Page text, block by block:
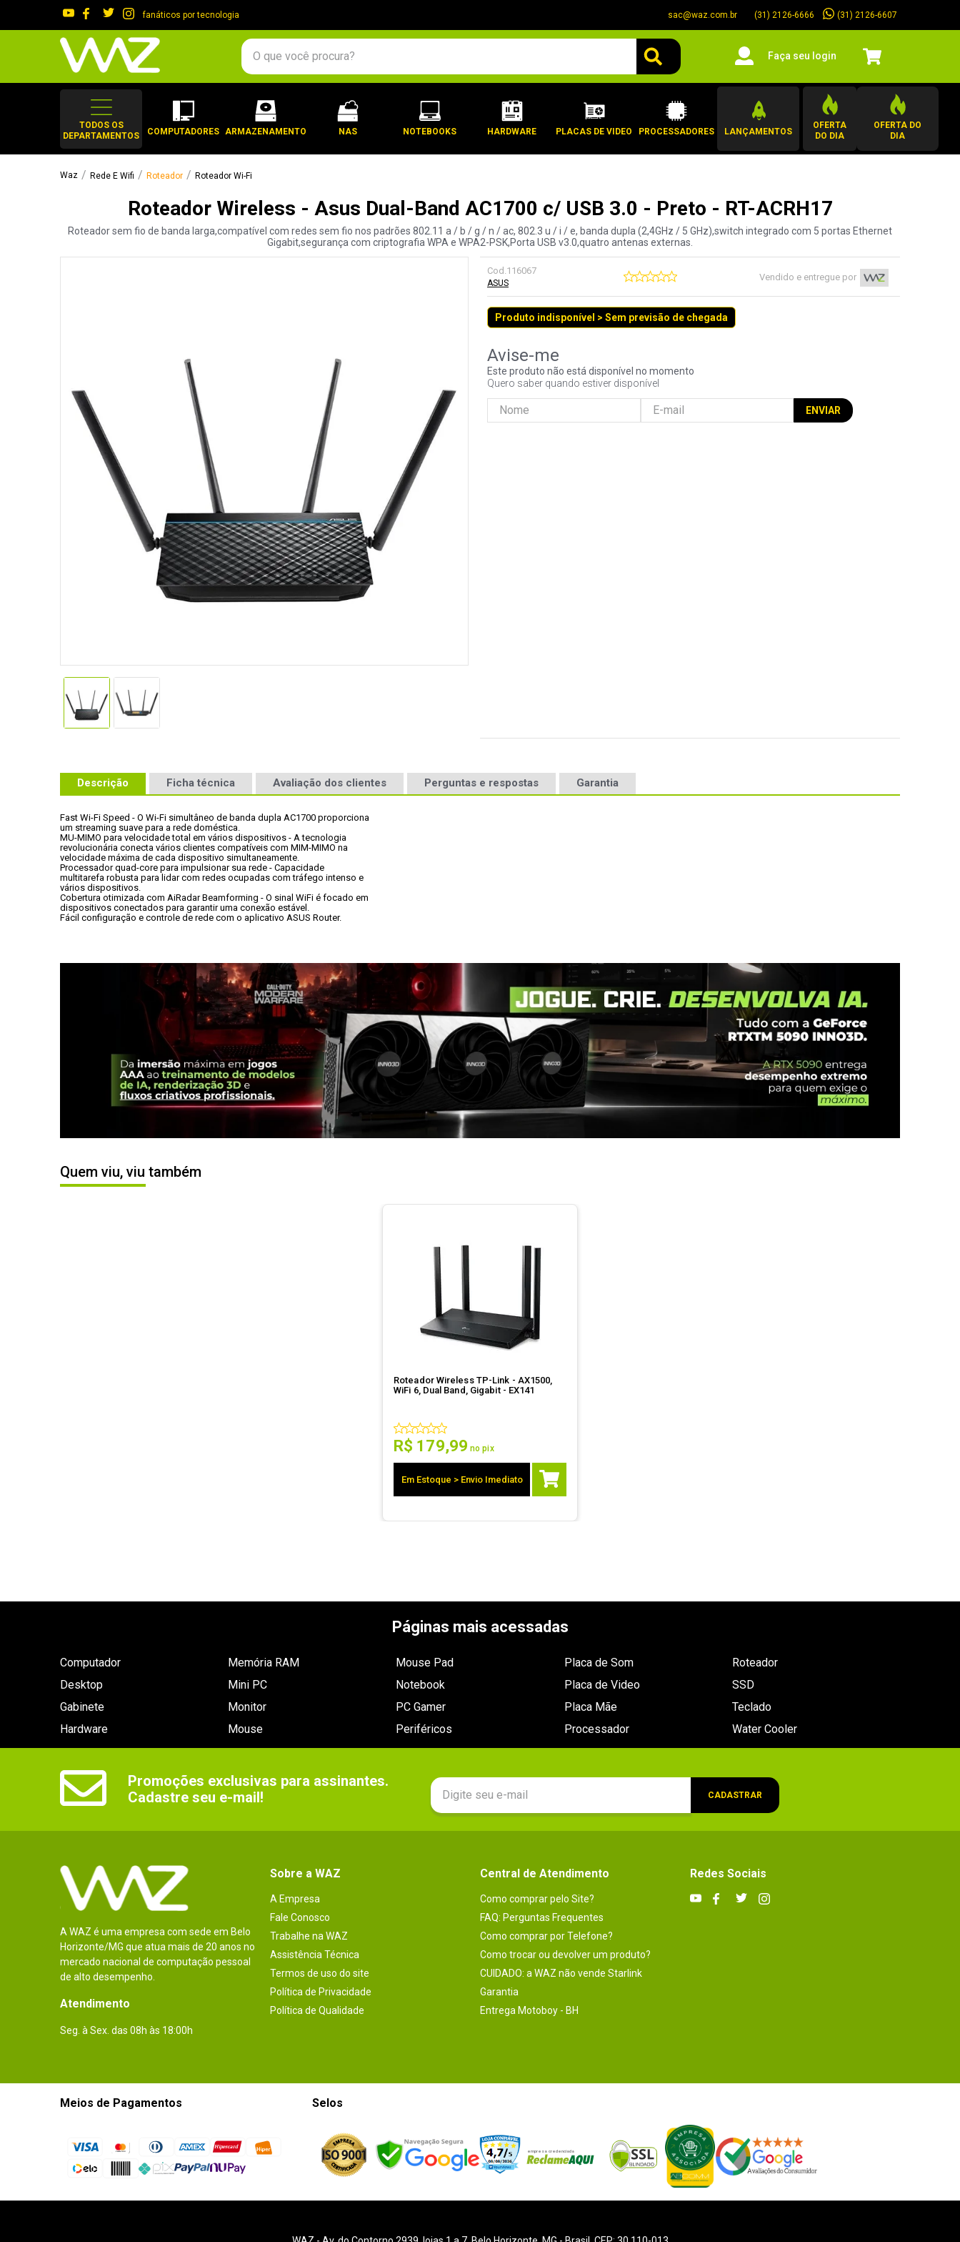
fanáticos por tecnologia sac@waz.com.br (31) 2126-6666 (31) 2126-6607
O que você procura?
Faça seu login
TODOS OS
DEPARTAMENTOS
COMPUTADORES ARMAZENAMENTO NAS NOTEBOOKS HARDWARE PLACAS DE VIDEO PROCESSADORES LANÇAMENTOS
OFERTA
DO DIA
OFERTA DO
DIA
Rede E Wifi Roteador Roteador Wi-Fi
Roteador Wireless - Asus Dual-Band AC1700 c/ USB 3.0 - Preto - RT-ACRH17
Roteador sem fio de banda larga,compatível com redes sem fio nos padrões 802.11 a / b / g / n / ac, 802.3 u / i / e, banda dupla (2,4GHz / 5 GHz),switch integrado com 5 portas Ethernet
Gigabit,segurança com criptografia WPA e WPA2-PSK,Porta USB v3.0,quatro antenas externas.
Cod.116067
ASUS
Vendido e entregue por
Produto indisponível > Sem previsão de chegada
Este produto não está disponível no momento
Quero saber quando estiver disponível
ENVIAR
Descrição Ficha técnica Avaliação dos clientes Perguntas e respostas Garantia
Fast Wi-Fi Speed - O Wi-Fi simultâneo de banda dupla AC1700 proporciona
um streaming suave para a rede doméstica.
MU-MIMO para velocidade total em vários dispositivos - A tecnologia
revolucionária conecta vários clientes compatíveis com MIM-MIMO na
velocidade máxima de cada dispositivo simultaneamente.
Processador quad-core para impulsionar sua rede - Capacidade
multitarefa robusta para lidar com redes ocupadas com tráfego intenso e
vários dispositivos.
Cobertura otimizada com AiRadar Beamforming - O sinal WiFi é focado em
dispositivos conectados para garantir uma conexão estável.
Fácil configuração e controle de rede com o aplicativo ASUS Router.
Quem viu, viu também
Roteador Wireless TP-Link - AX1500,
WiFi 6, Dual Band, Gigabit - EX141
R$ 179,99 no pix
Em Estoque > Envio Imediato
Páginas mais acessadas
Computador
Desktop
Gabinete
Hardware
Memória RAM
Mini PC
Monitor
Mouse
Mouse Pad
Notebook
PC Gamer
Periféricos
Placa de Som
Placa de Video
Placa Mãe
Processador
Roteador
SSD
Teclado
Water Cooler
Promoções exclusivas para assinantes.
Cadastre seu e-mail!
CADASTRAR
A WAZ é uma empresa com sede em Belo
Horizonte/MG que atua mais de 20 anos no
mercado nacional de computação pessoal
de alto desempenho.
Atendimento
Seg. à Sex. das 08h às 18:00h
Sobre a WAZ
A Empresa
Fale Conosco
Trabalhe na WAZ
Assistência Técnica
Termos de uso do site
Política de Privacidade
Política de Qualidade
Central de Atendimento
Como comprar pelo Site?
FAQ: Perguntas Frequentes
Como comprar por Telefone?
Como trocar ou devolver um produto?
CUIDADO: a WAZ não vende Starlink
Garantia
Entrega Motoboy - BH
Redes Sociais
Meios de Pagamentos Selos
gabinete
2º
keychron
5º
openbox
6º
mouse